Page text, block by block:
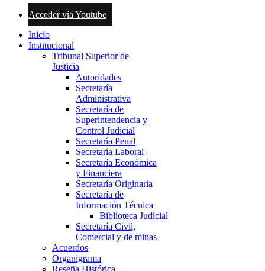
Acceder vía Youtube
Inicio
Institucional
Tribunal Superior de
Justicia
Autoridades
Secretaría
Administrativa
Secretaría de
Superintendencia y
Control Judicial
Secretaría Penal
Secretaría Laboral
Secretaría Económica
y Financiera
Secretaría Originaria
Secretaría de
Información Técnica
Biblioteca Judicial
Secretaría Civil,
Comercial y de minas
Acuerdos
Organigrama
Reseña Histórica